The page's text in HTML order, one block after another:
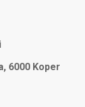
6000 Koper